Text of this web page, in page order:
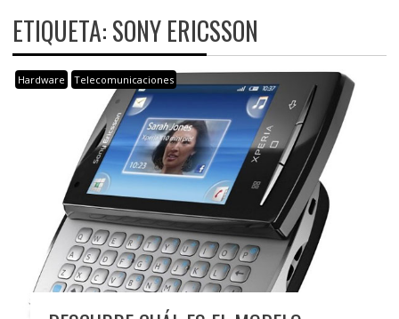
ETIQUETA:SONY ERICSSON
Hardware Telecomunicaciones